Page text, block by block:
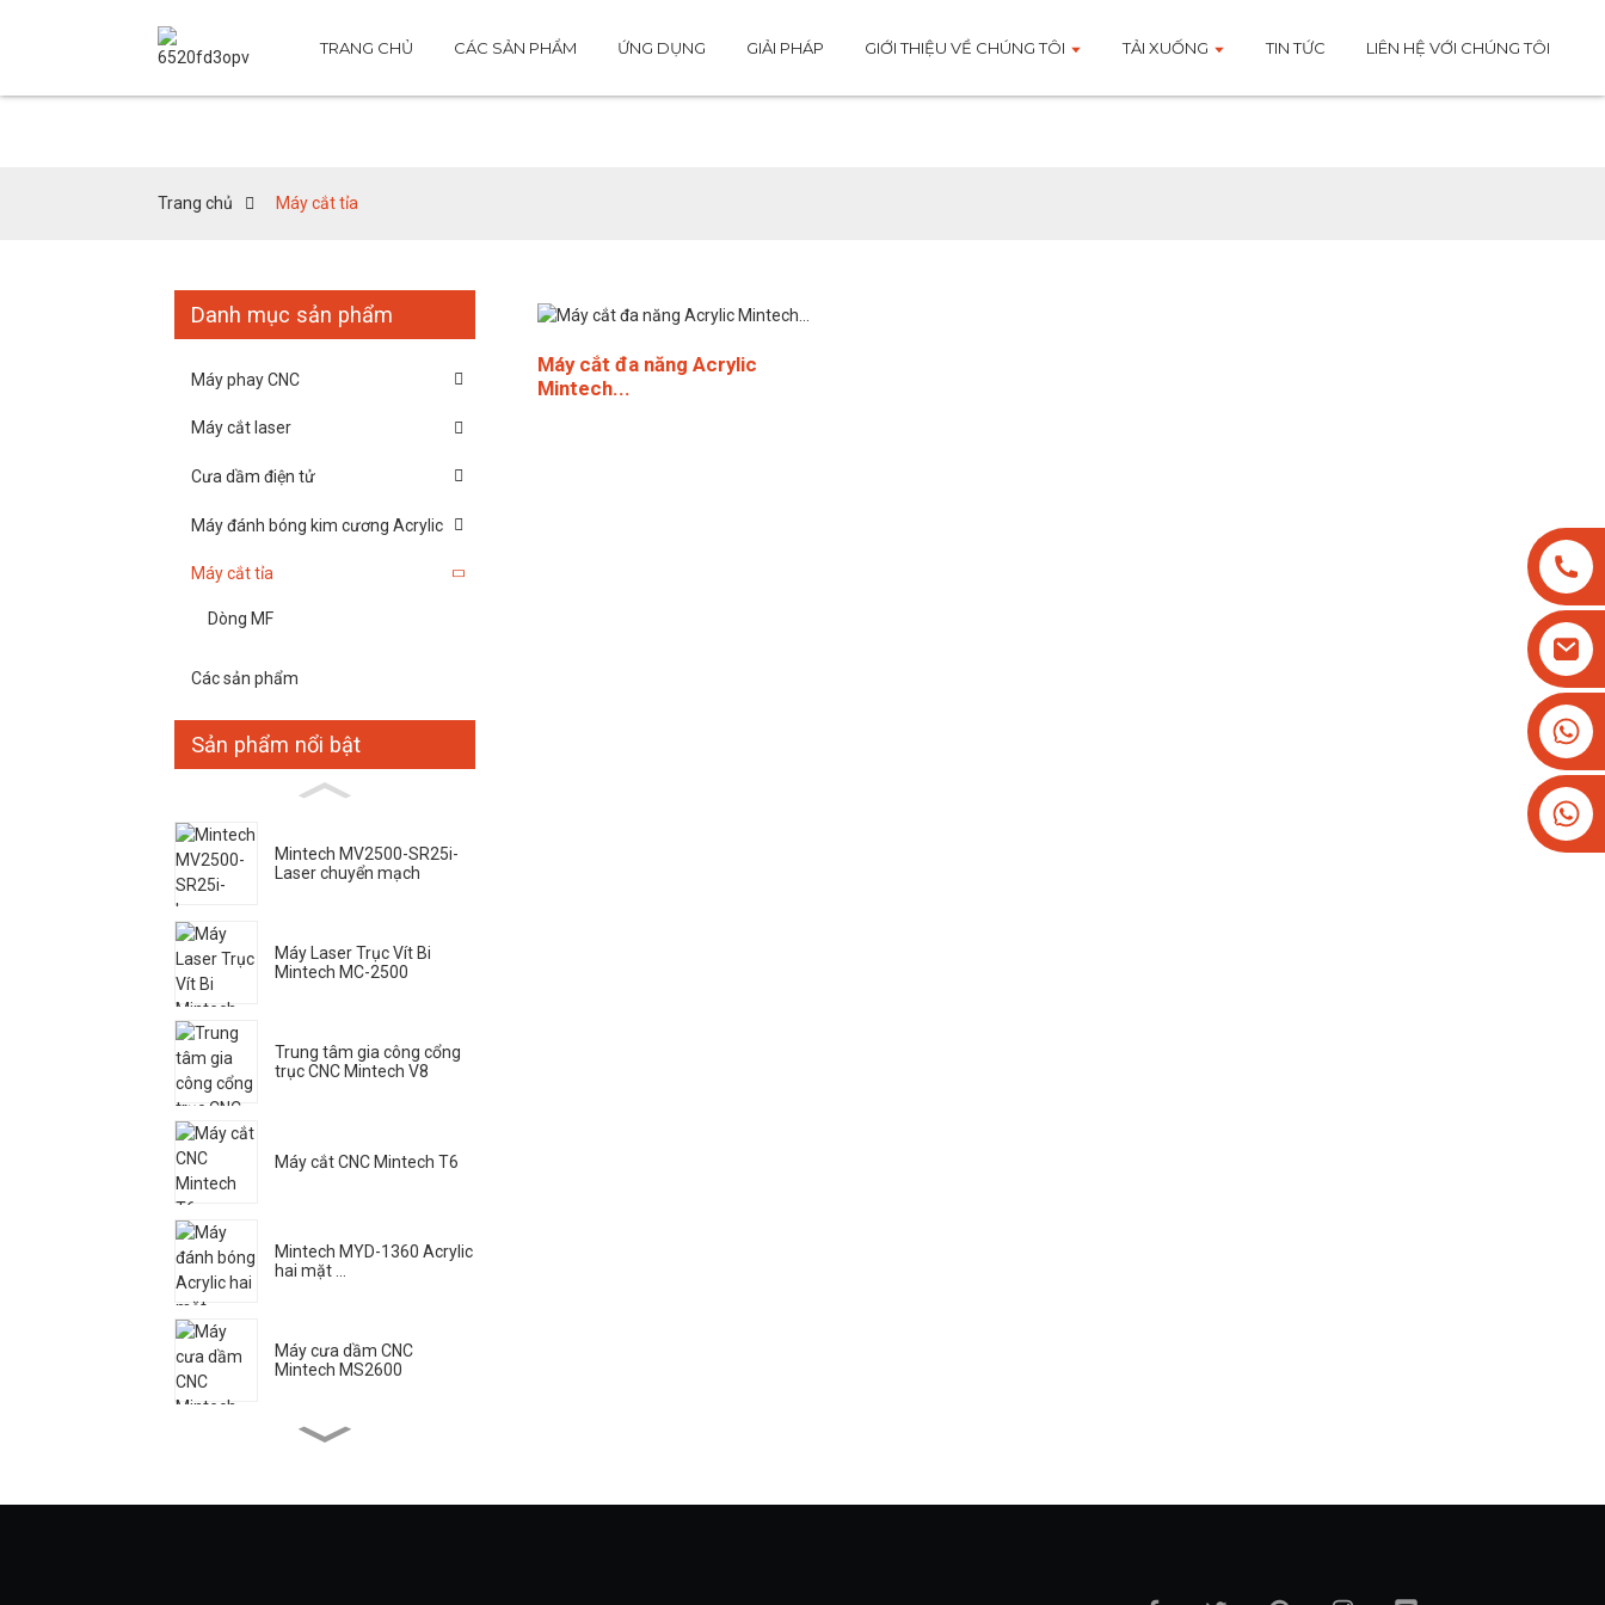
TRANG CHỦ CÁC SẢN PHẨM ỨNG DỤNG GIẢI PHÁP GIỚI THIỆU VỀ CHÚNG TÔI TẢI XUỐNG TIN TỨC LIÊN HỆ VỚI CHÚNG TÔI
Máy cắt tỉa
Trang chủ Máy cắt tỉa
Danh mục sản phẩm
Máy phay CNC
Máy cắt laser
Cưa dầm điện tử
Máy đánh bóng kim cương Acrylic
Máy cắt tỉa
Dòng MF
Các sản phẩm
Sản phẩm nổi bật
Mintech MV2500-SR25i-
Laser chuyển mạch
Máy Laser Trục Vít Bi
Mintech MC-2500
Trung tâm gia công cổng
trục CNC Mintech V8
Máy cắt CNC Mintech T6
Mintech MYD-1360 Acrylic
hai mặt ...
Máy cưa dầm CNC
Mintech MS2600
Máy cắt đa năng Acrylic
Mintech...